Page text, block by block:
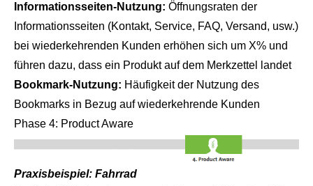
Informationsseiten-Nutzung: Öffnungsraten der
Informationsseiten (Kontakt, Service, FAQ, Versand, usw.)
bei wiederkehrenden Kunden erhöhen sich um X% und
führen dazu, dass ein Produkt auf dem Merkzettel landet
Bookmark-Nutzung: Häufigkeit der Nutzung des
Bookmarks in Bezug auf wiederkehrende Kunden
Phase 4: Product Aware
Praxisbeispiel: Fahrrad